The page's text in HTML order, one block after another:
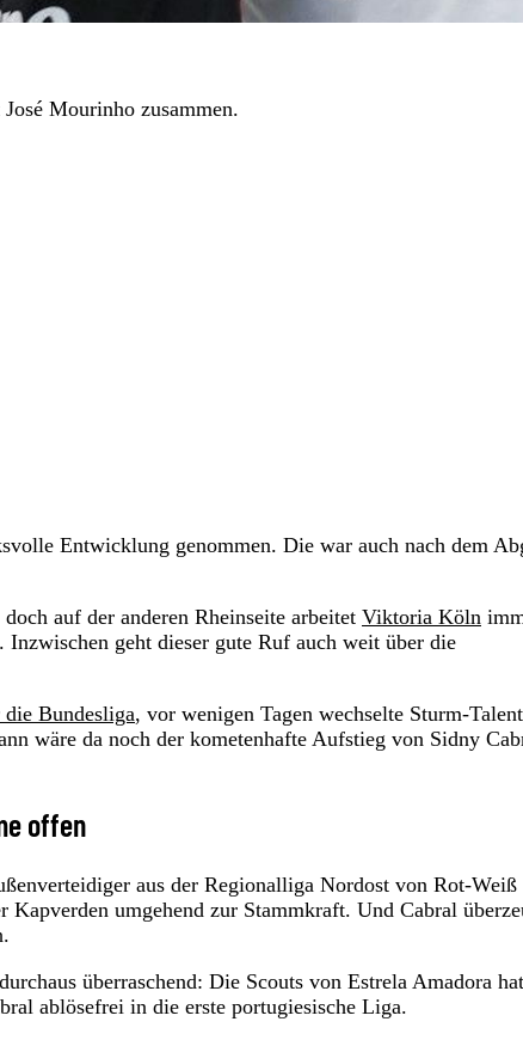
Mourinho zusammen.
Entwicklung genommen. Die war auch nach dem
auf der anderen Rheinseite arbeitet Viktoria Köln
geht dieser gute Ruf auch weit über die
Bundesliga, vor wenigen Tagen wechselte Sturm-Talent
wäre da noch der kometenhafte Aufstieg von Sidny
offen
aus der Regionalliga Nordost von Rot-Weiß
umgehend zur Stammkraft. Und Cabral
überraschend: Die Scouts von Estrela Amadora
ablösefrei in die erste portugiesische Liga.